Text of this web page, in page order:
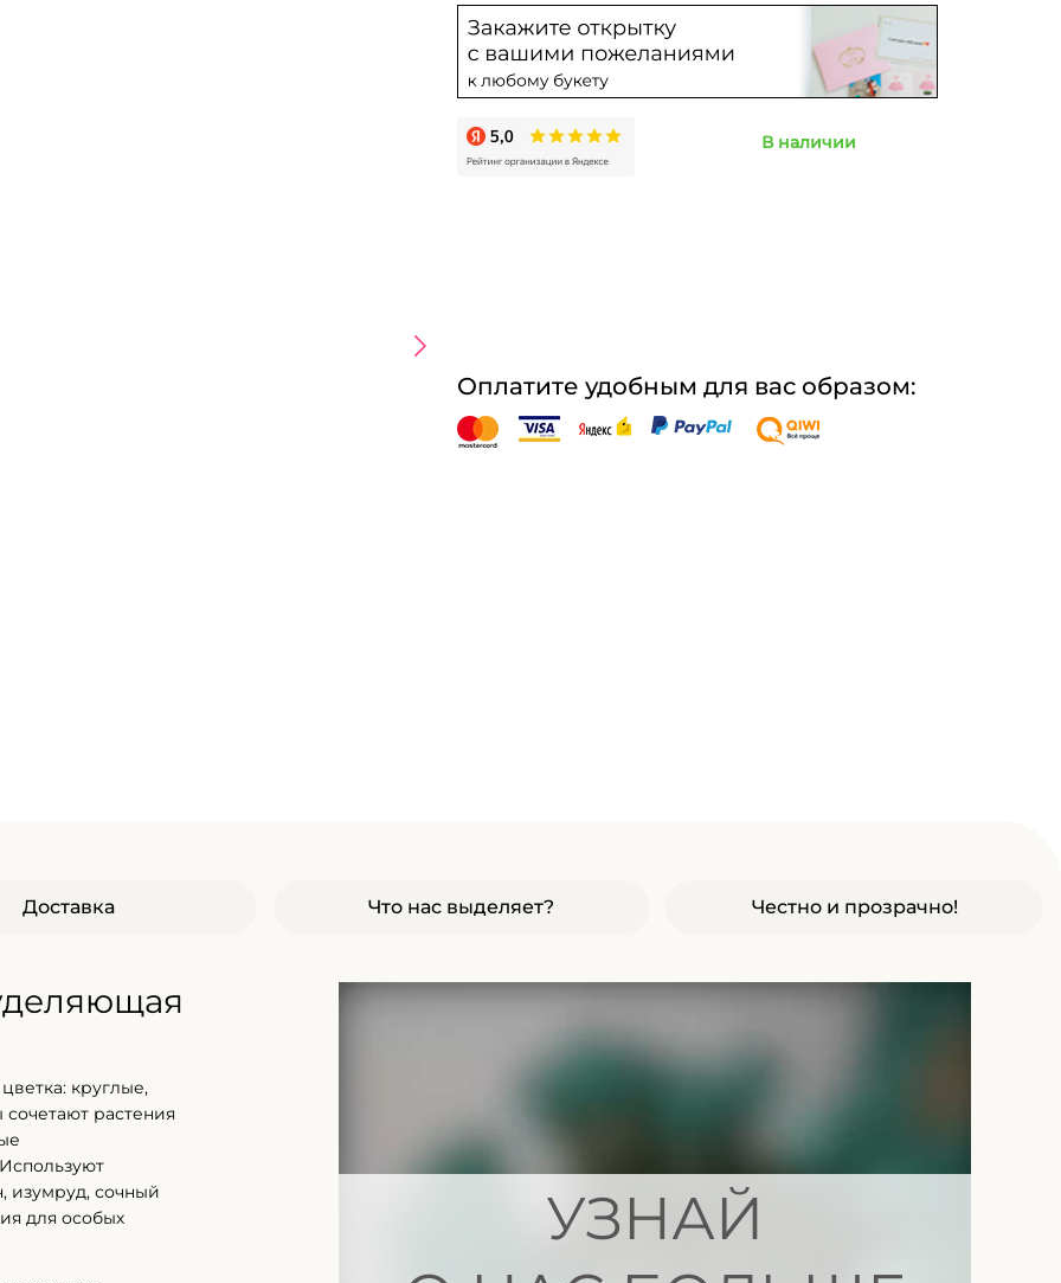
В наличии
Оплатите удобным для вас образом:
Доставка Что нас выделяет? Честно и прозрачно!
круглые,
растения
изумруд, сочный
для особых
УЗНАЙ